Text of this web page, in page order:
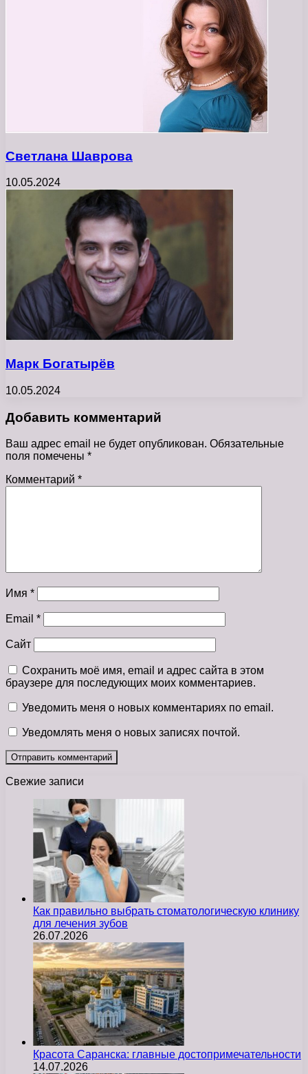
Светлана Шаврова
10.05.2024
Марк Богатырёв
10.05.2024
Добавить комментарий
Ваш адрес email не будет опубликован. Обязательные
поля помечены *
Комментарий *
Имя *
Email *
Сайт
Сохранить моё имя, email и адрес сайта в этом
браузере для последующих моих комментариев.
Уведомить меня о новых комментариях по email.
Уведомлять меня о новых записях почтой.
Свежие записи
Как правильно выбрать стоматологическую клинику
для лечения зубов
26.07.2026
Красота Саранска: главные достопримечательности
14.07.2026